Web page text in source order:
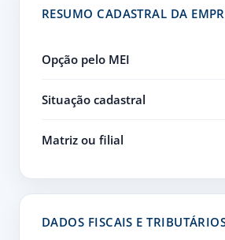
RESUMO CADASTRAL DA
Opção pelo MEI
Situação cadastral
Matriz ou filial
DADOS FISCAIS E